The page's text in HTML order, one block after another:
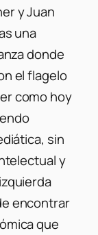
y Juan
una
donde
el flagelo
como hoy
sin
y
encontrar
que